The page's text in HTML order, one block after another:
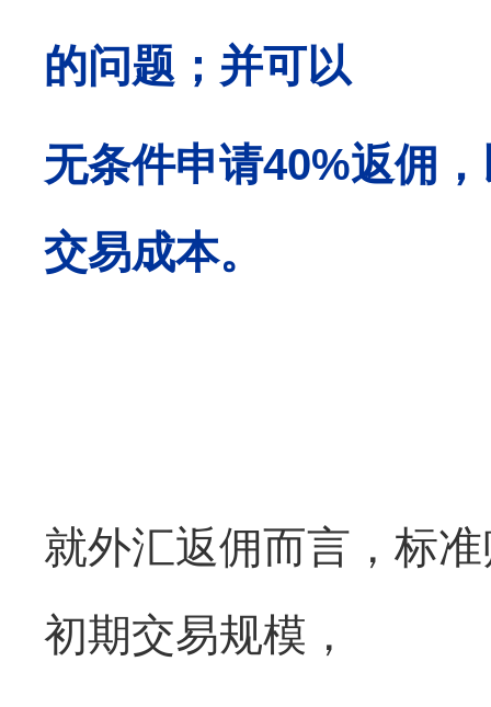
的问题；并可以
无条件申请40%返佣
交易成本。
就外汇返佣而言，标
初期交易规模，